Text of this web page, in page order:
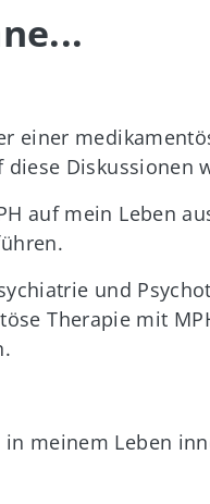
einer
Diskussionen
auf mein Leben
und
Therapie mit
meinem Leben